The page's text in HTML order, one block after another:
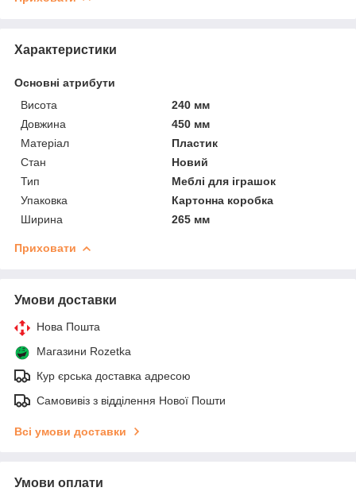
Характеристики
Основні атрибути
Висота
240 мм
Довжина
450 мм
Матеріал
Пластик
Стан
Новий
Тип
Меблі для іграшок
Упаковка
Картонна коробка
Ширина
265 мм
Приховати
Умови доставки
Нова Пошта
Магазини Rozetka
Кур єрська доставка адресою
Самовивіз з відділення Нової Пошти
Всі умови доставки
Умови оплати